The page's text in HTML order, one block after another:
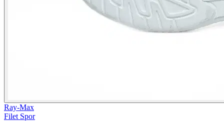
Ray-Max
Filet Spor